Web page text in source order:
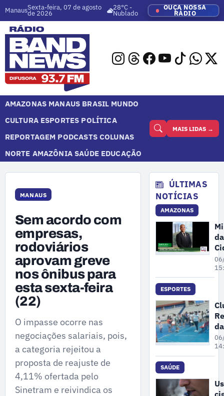
ManausSexta-feira, 07 de agosto
de 2026
28°C -
Nublado
OUÇA NOSSA
RÁDIO
AMAZONAS MANAUS BRASIL MUNDO
CULTURA ESPORTES POLÍTICA
REPORTAGEM PODCASTS COLUNAS
NORTE AMAZÔNIA SAÚDE EDUCAÇÃO
MAIS LIDAS →
MANAUS
Sem acordo com
empresas,
rodoviários
aprovam greve
nos ônibus para
esta sexta-feira
(22)
O impasse ocorre nas
negociações salariais, pois,
a categoria rejeitou a
proposta de reajuste de
4,11% ofertada pelo
Sinetram e reivindica os
ÚLTIMAS
NOTÍCIAS
AMAZONAS
da
de
ESPORTES
da
de
SAÚDE